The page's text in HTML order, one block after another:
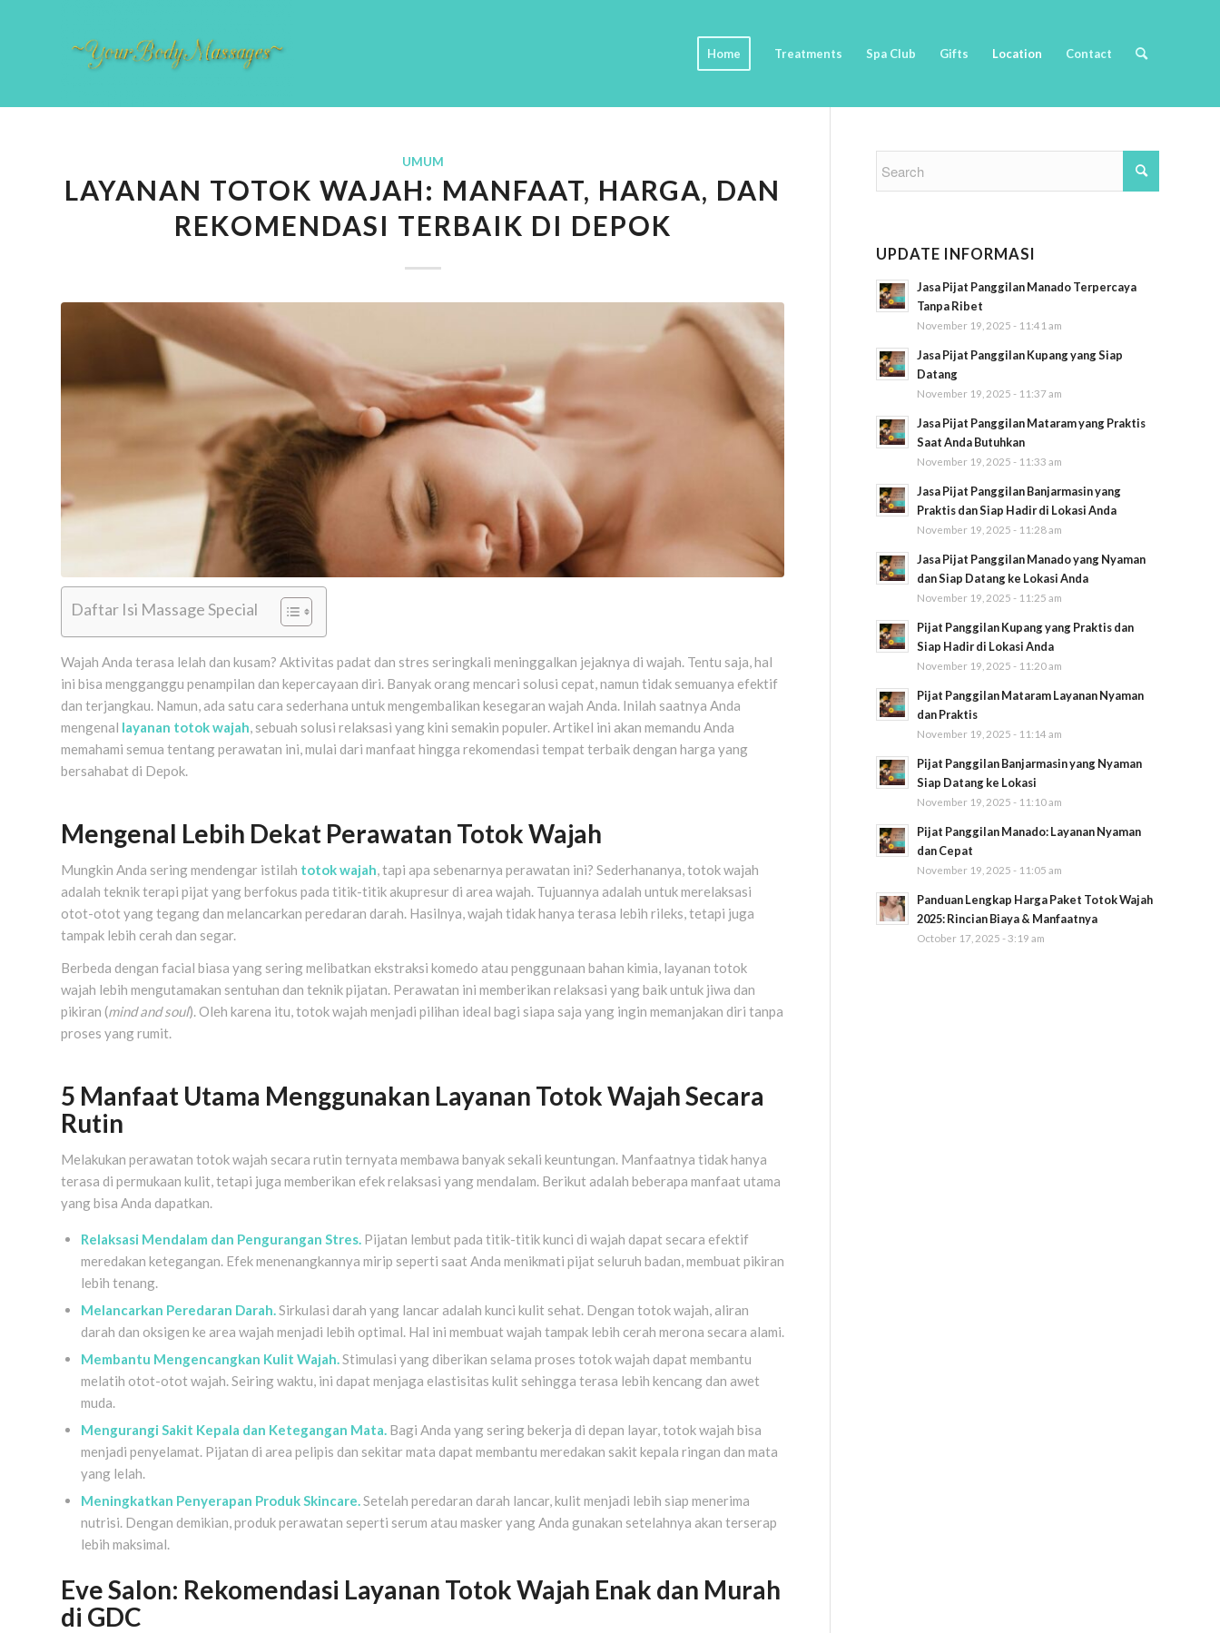
Home Treatments Spa Club Gifts Location Contact
UMUM
LAYANAN TOTOK WAJAH: MANFAAT, HARGA, DAN
REKOMENDASI TERBAIK DI DEPOK
Daftar Isi Massage Special
Wajah Anda terasa lelah dan kusam? Aktivitas padat dan stres seringkali meninggalkan jejaknya di wajah. Tentu saja, hal
ini bisa mengganggu penampilan dan kepercayaan diri. Banyak orang mencari solusi cepat, namun tidak semuanya efektif
dan terjangkau. Namun, ada satu cara sederhana untuk mengembalikan kesegaran wajah Anda. Inilah saatnya Anda
mengenal layanan totok wajah, sebuah solusi relaksasi yang kini semakin populer. Artikel ini akan memandu Anda
memahami semua tentang perawatan ini, mulai dari manfaat hingga rekomendasi tempat terbaik dengan harga yang
bersahabat di Depok.
Mengenal Lebih Dekat Perawatan Totok Wajah
Mungkin Anda sering mendengar istilah totok wajah , tapi apa sebenarnya perawatan ini? Sederhananya, totok wajah
adalah teknik terapi pijat yang berfokus pada titik-titik akupresur di area wajah. Tujuannya adalah untuk merelaksasi
otot-otot yang tegang dan melancarkan peredaran darah. Hasilnya, wajah tidak hanya terasa lebih rileks, tetapi juga
tampak lebih cerah dan segar.
Berbeda dengan facial biasa yang sering melibatkan ekstraksi komedo atau penggunaan bahan kimia, layanan totok
wajah lebih mengutamakan sentuhan dan teknik pijatan. Perawatan ini memberikan relaksasi yang baik untuk jiwa dan
pikiran (mind and soul). Oleh karena itu, totok wajah menjadi pilihan ideal bagi siapa saja yang ingin memanjakan diri tanpa
proses yang rumit.
5 Manfaat Utama Menggunakan Layanan Totok Wajah Secara
Rutin
Melakukan perawatan totok wajah secara rutin ternyata membawa banyak sekali keuntungan. Manfaatnya tidak hanya
terasa di permukaan kulit, tetapi juga memberikan efek relaksasi yang mendalam. Berikut adalah beberapa manfaat utama
yang bisa Anda dapatkan.
Relaksasi Mendalam dan Pengurangan Stres. Pijatan lembut pada titik-titik kunci di wajah dapat secara efektif
meredakan ketegangan. Efek menenangkannya mirip seperti saat Anda menikmati pijat seluruh badan, membuat pikiran
lebih tenang.
Melancarkan Peredaran Darah.Sirkulasi darah yang lancar adalah kunci kulit sehat. Dengan totok wajah, aliran
darah dan oksigen ke area wajah menjadi lebih optimal. Hal ini membuat wajah tampak lebih cerah merona secara alami.
Membantu Mengencangkan Kulit Wajah.Stimulasi yang diberikan selama proses totok wajah dapat membantu
melatih otot-otot wajah. Seiring waktu, ini dapat menjaga elastisitas kulit sehingga terasa lebih kencang dan awet
muda.
Mengurangi Sakit Kepala dan Ketegangan Mata. Bagi Anda yang sering bekerja di depan layar, totok wajah bisa
menjadi penyelamat. Pijatan di area pelipis dan sekitar mata dapat membantu meredakan sakit kepala ringan dan mata
yang lelah.
Meningkatkan Penyerapan Produk Skincare.Setelah peredaran darah lancar, kulit menjadi lebih siap menerima
nutrisi. Dengan demikian, produk perawatan seperti serum atau masker yang Anda gunakan setelahnya akan terserap
lebih maksimal.
Eve Salon: Rekomendasi Layanan Totok Wajah Enak dan Murah
di GDC
UPDATE INFORMASI
Jasa Pijat Panggilan Manado Terpercaya
Tanpa Ribet
November 19, 2025 - 11:41 am
Jasa Pijat Panggilan Kupang yang Siap
Datang
November 19, 2025 - 11:37 am
Jasa Pijat Panggilan Mataram yang Praktis
Saat Anda Butuhkan
November 19, 2025 - 11:33 am
Jasa Pijat Panggilan Banjarmasin yang
Praktis dan Siap Hadir di Lokasi Anda
November 19, 2025 - 11:28 am
Jasa Pijat Panggilan Manado yang Nyaman
dan Siap Datang ke Lokasi Anda
November 19, 2025 - 11:25 am
Pijat Panggilan Kupang yang Praktis dan
Siap Hadir di Lokasi Anda
November 19, 2025 - 11:20 am
Pijat Panggilan Mataram Layanan Nyaman
dan Praktis
November 19, 2025 - 11:14 am
Pijat Panggilan Banjarmasin yang Nyaman
Siap Datang ke Lokasi
November 19, 2025 - 11:10 am
Pijat Panggilan Manado: Layanan Nyaman
dan Cepat
November 19, 2025 - 11:05 am
Panduan Lengkap Harga Paket Totok Wajah
2025: Rincian Biaya & Manfaatnya
October 17, 2025 - 3:19 am